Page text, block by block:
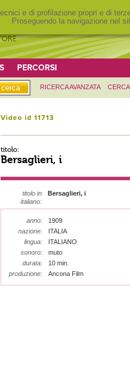
e di profilazione propri e di
Proseguendo la navigazione nel
PERCORSI
RICERCA AVANZATA
Video id 11713
titolo:
Bersaglieri, i
titolo in
italiano:
Bersaglieri, i
anno:
1909
nazione:
ITALIA
lingua:
ITALIANO
sonoro:
muto
durata:
10 min.
produzione:
Ancona Film